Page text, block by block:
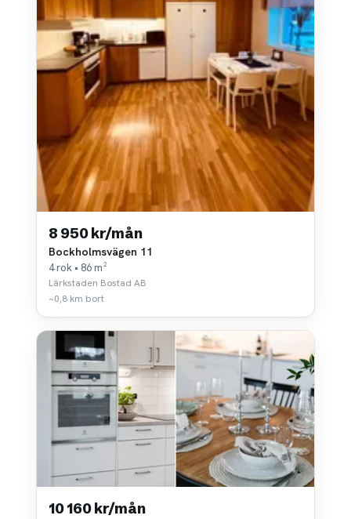
8 950 kr/mån
Bockholmsvägen 11
4 rok • 86 m²
Lärkstaden Bostad AB
~0,8 km bort
10 160 kr/mån